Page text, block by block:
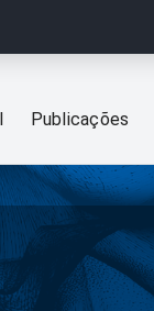
Publicações